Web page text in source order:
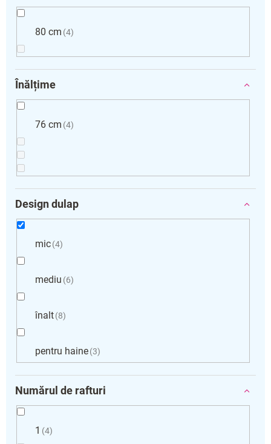
80 cm 4
Înălțime
76 cm 4
Design dulap
mic 4
mediu 6
înalt 8
pentru haine 3
Numărul de rafturi
1 4